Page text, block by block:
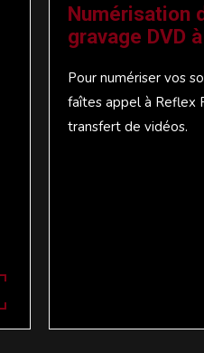
Numérisation
gravage DVD
Pour numériser vos
faîtes appel à Reflex
transfert de vidéos.